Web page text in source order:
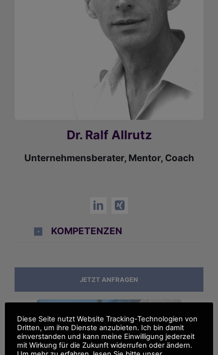
Dr. Ralf Allrutz
Unternehmensberater, Mentor, Coach
KOMPETENZEN
JETZT ANFRAGEN
Diese Seite nutzt Website Tracking-Technologien von
Dritten, um ihre Dienste anzubieten. Ich bin damit
einverstanden und kann meine Einwilligung jederzeit
mit Wirkung für die Zukunft widerrufen oder ändern.